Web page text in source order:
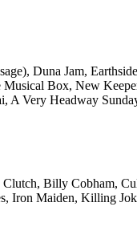
Duna Jam,
Box, New
A Very Headway
Billy Cobham,
Iron Maiden, Killing